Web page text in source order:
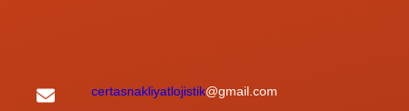
certasnakliyatlojistik@gmail.com